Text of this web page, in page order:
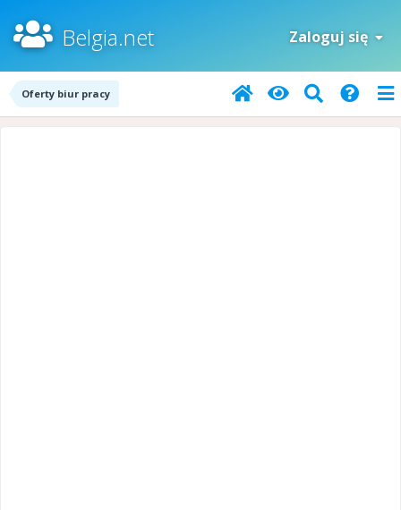
Belgia.net Zaloguj się
Oferty biur pracy